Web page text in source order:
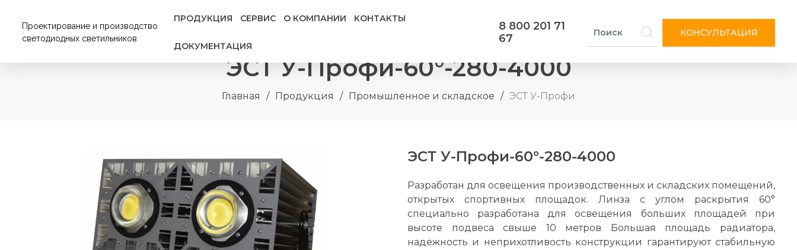
Проектирование и производство
светодиодных светильников
ПРОДУКЦИЯ СЕРВИС О КОМПАНИИ КОНТАКТЫ
ДОКУМЕНТАЦИЯ
8 800 201 71
67
КОНСУЛЬТАЦИЯ
ЭСТ У-Профи-60°-280-4000
Главная / Продукция / Промышленное и складское / ЭСТ У-Профи
ЭСТ У-Профи-60°-280-4000
Разработан для освещения производственных и складских помещений,
открытых спортивных площадок. Линза с углом раскрытия 60°
специально разработана для освещения больших площадей при
высоте подвеса свыше 10 метров Большая площадь радиатора,
надёжность и неприхотливость конструкции гарантируют стабильную